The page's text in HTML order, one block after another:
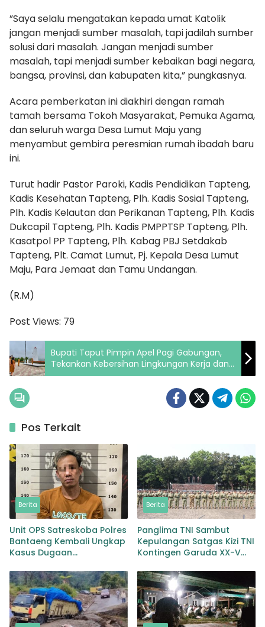
​”Saya selalu mengatakan kepada umat Katolik
jangan menjadi sumber masalah, tapi jadilah sumber
solusi dari masalah. Jangan menjadi sumber
masalah, tapi menjadi sumber kebaikan bagi negara,
bangsa, provinsi, dan kabupaten kita,” pungkasnya.
​Acara pemberkatan ini diakhiri dengan ramah
tamah bersama Tokoh Masyarakat, Pemuka Agama,
dan seluruh warga Desa Lumut Maju yang
menyambut gembira peresmian rumah ibadah baru
ini.
Turut hadir Pastor Paroki, Kadis Pendidikan Tapteng,
Kadis Kesehatan Tapteng, Plh. Kadis Sosial Tapteng,
Plh. Kadis Kelautan dan Perikanan Tapteng, Plh. Kadis
Dukcapil Tapteng, Plh. Kadis PMPPTSP Tapteng, Plh.
Kasatpol PP Tapteng, Plh. Kabag PBJ Setdakab
Tapteng, Plt. Camat Lumut, Pj. Kepala Desa Lumut
Maju, Para Jemaat dan Tamu Undangan.
(R.M)
Post Views: 79
Bupati Taput Pimpin Apel Pagi Gabungan,
Tekankan Kebersihan Lingkungan Kerja dan
Percepatan Realisasi Kegiatan
Pos Terkait
Berita
Unit OPS Satreskoba Polres
Bantaeng Kembali Ungkap
Kasus Dugaan
Peredaran Narkotika Jenis
Sabu
Berita
Panglima TNI Sambut
Kepulangan Satgas Kizi TNI
Kontingen Garuda XX-V